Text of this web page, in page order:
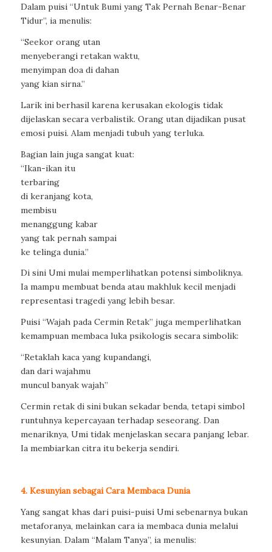
Dalam puisi “Untuk Bumi yang Tak Pernah Benar-Benar
Tidur”, ia menulis:
“Seekor orang utan
menyeberangi retakan waktu,
menyimpan doa di dahan
yang kian sirna.”
Larik ini berhasil karena kerusakan ekologis tidak
dijelaskan secara verbalistik. Orang utan dijadikan pusat
emosi puisi. Alam menjadi tubuh yang terluka.
Bagian lain juga sangat kuat:
“Ikan-ikan itu
terbaring
di keranjang kota,
membisu
menanggung kabar
yang tak pernah sampai
ke telinga dunia.”
Di sini Umi mulai memperlihatkan potensi simboliknya.
Ia mampu membuat benda atau makhluk kecil menjadi
representasi tragedi yang lebih besar.
Puisi “Wajah pada Cermin Retak” juga memperlihatkan
kemampuan membaca luka psikologis secara simbolik:
“Retaklah kaca yang kupandangi,
dan dari wajahmu
muncul banyak wajah”
Cermin retak di sini bukan sekadar benda, tetapi simbol
runtuhnya kepercayaan terhadap seseorang. Dan
menariknya, Umi tidak menjelaskan secara panjang lebar.
Ia membiarkan citra itu bekerja sendiri.
4. Kesunyian sebagai Cara Membaca Dunia
Yang sangat khas dari puisi-puisi Umi sebenarnya bukan
metaforanya, melainkan cara ia membaca dunia melalui
kesunyian. Dalam “Malam Tanya”, ia menulis: